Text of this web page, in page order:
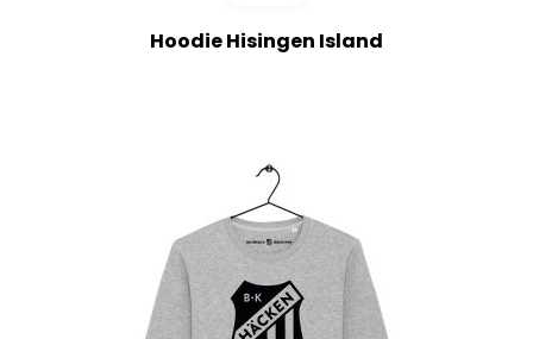
Hoodie Hisingen Island